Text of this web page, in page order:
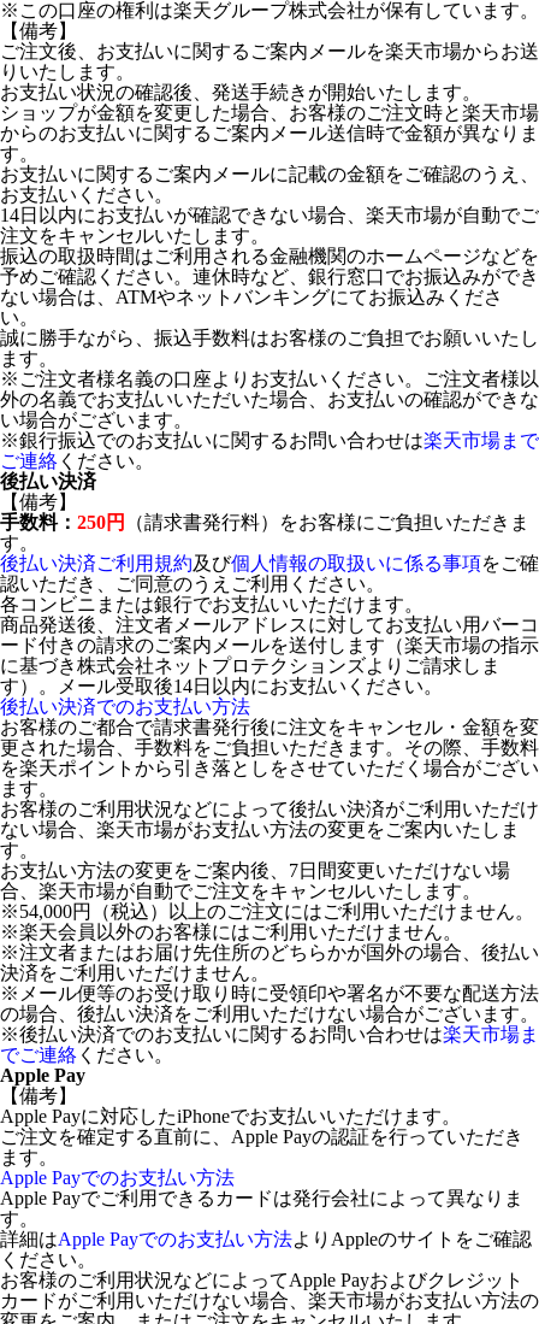
※この口座の権利は楽天グループ株式会社が保有しています。
【備考】
ご注文後、お支払いに関するご案内メールを楽天市場からお送
りいたします。
お支払い状況の確認後、発送手続きが開始いたします。
ショップが金額を変更した場合、お客様のご注文時と楽天市場
からのお支払いに関するご案内メール送信時で金額が異なりま
す。
お支払いに関するご案内メールに記載の金額をご確認のうえ、
お支払いください。
14日以内にお支払いが確認できない場合、楽天市場が自動でご
注文をキャンセルいたします。
振込の取扱時間はご利用される金融機関のホームページなどを
予めご確認ください。連休時など、銀行窓口でお振込みができ
ない場合は、ATMやネットバンキングにてお振込みくださ
い。
誠に勝手ながら、振込手数料はお客様のご負担でお願いいたし
ます。
※ご注文者様名義の口座よりお支払いください。ご注文者様以
外の名義でお支払いいただいた場合、お支払いの確認ができな
い場合がございます。
※銀行振込でのお支払いに関するお問い合わせは楽天市場まで
ご連絡 ください。
後払い決済
【備考】
手数料： 250円
（請求書発行料）をお客様にご負担いただきま
す。
後払い決済ご利用規約及び個人情報の取扱いに係る事項をご確
認いただき、ご同意のうえご利用ください。
各コンビニまたは銀行でお支払いいただけます。
商品発送後、注文者メールアドレスに対してお支払い用バーコ
ード付きの請求のご案内メールを送付します（楽天市場の指示
に基づき株式会社ネットプロテクションズよりご請求しま
す）。メール受取後14日以内にお支払いください。
後払い決済でのお支払い方法
お客様のご都合で請求書発行後に注文をキャンセル・金額を変
更された場合、手数料をご負担いただきます。その際、手数料
を楽天ポイントから引き落としをさせていただく場合がござい
ます。
お客様のご利用状況などによって後払い決済がご利用いただけ
ない場合、楽天市場がお支払い方法の変更をご案内いたしま
す。
お支払い方法の変更をご案内後、7日間変更いただけない場
合、楽天市場が自動でご注文をキャンセルいたします。
※54,000円（税込）以上のご注文にはご利用いただけません。
※楽天会員以外のお客様にはご利用いただけません。
※注文者またはお届け先住所のどちらかが国外の場合、後払い
決済をご利用いただけません。
※メール便等のお受け取り時に受領印や署名が不要な配送方法
の場合、後払い決済をご利用いただけない場合がございます。
※後払い決済でのお支払いに関するお問い合わせは楽天市場ま
でご連絡 ください。
Apple Pay
【備考】
Apple Payに対応したiPhoneでお支払いいただけます。
ご注文を確定する直前に、Apple Payの認証を行っていただき
ます。
Apple Payでのお支払い方法
Apple Payでご利用できるカードは発行会社によって異なりま
す。
詳細はApple Payでのお支払い方法よりAppleのサイトをご確認
ください。
お客様のご利用状況などによってApple Payおよびクレジット
カードがご利用いただけない場合、楽天市場がお支払い方法の